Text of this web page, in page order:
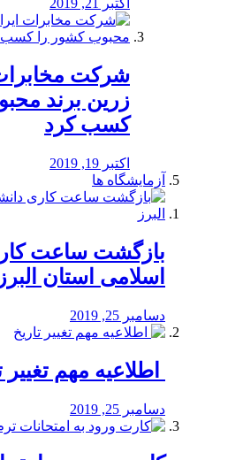
اکتبر 21, 2019
شرکت
زرین برند
کسب کرد
اکتبر 19, 2019
آزمایشگاه ها
بازگشت ساعت
اسلامی استان البرز
دسامبر 25, 2019
اطلاعیه مهم تغییر
دسامبر 25, 2019